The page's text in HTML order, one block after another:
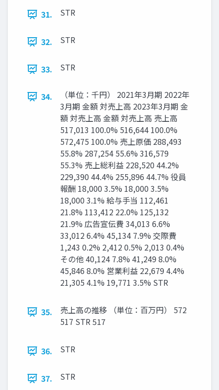
31. STR
32. STR
33. STR
34.
（単位：千円） 2021年3月期 2022年
3月期 金額 対売上高 2023年3月期 金
額 対売上高 金額 対売上高 売上高
517,013 100.0% 516,644 100.0%
572,475 100.0% 売上原価 288,493
55.8% 287,254 55.6% 316,579
55.3% 売上総利益 228,520 44.2%
229,390 44.4% 255,896 44.7% 役員
報酬 18,000 3.5% 18,000 3.5%
18,000 3.1% 給与手当 112,461
21.8% 113,412 22.0% 125,132
21.9% 広告宣伝費 34,013 6.6%
33,012 6.4% 45,134 7.9% 交際費
1,243 0.2% 2,412 0.5% 2,013 0.4%
その他 40,124 7.8% 41,249 8.0%
45,846 8.0% 営業利益 22,679 4.4%
21,305 4.1% 19,771 3.5% STR
35.
売上高の推移 （単位：百万円） 572
517 STR 517
36. STR
37. STR